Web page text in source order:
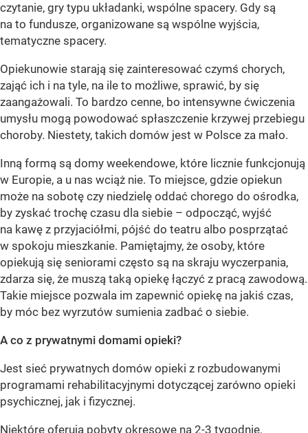
czytanie, gry typu układanki, wspólne spacery. Gdy są
na to fundusze, organizowane są wspólne wyjścia,
tematyczne spacery.
Opiekunowie starają się zainteresować czymś chorych,
zająć ich i na tyle, na ile to możliwe, sprawić, by się
zaangażowali. To bardzo cenne, bo intensywne ćwiczenia
umysłu mogą powodować spłaszczenie krzywej przebiegu
choroby. Niestety, takich domów jest w Polsce za mało.
Inną formą są domy weekendowe, które licznie funkcjonują
w Europie, a u nas wciąż nie. To miejsce, gdzie opiekun
może na sobotę czy niedzielę oddać chorego do ośrodka,
by zyskać trochę czasu dla siebie – odpocząć, wyjść
na kawę z przyjaciółmi, pójść do teatru albo posprzątać
w spokoju mieszkanie. Pamiętajmy, że osoby, które
opiekują się seniorami często są na skraju wyczerpania,
zdarza się, że muszą taką opiekę łączyć z pracą zawodową.
Takie miejsce pozwala im zapewnić opiekę na jakiś czas,
by móc bez wyrzutów sumienia zadbać o siebie.
A co z prywatnymi domami opieki?
Jest sieć prywatnych domów opieki z rozbudowanymi
programami rehabilitacyjnymi dotyczącej zarówno opieki
psychicznej, jak i fizycznej.
Niektóre oferują pobyty okresowe na 2-3 tygodnie,